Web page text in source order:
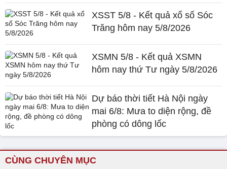
XSST 5/8 - Kết quả xổ số Sóc
Trăng hôm nay 5/8/2026
XSMN 5/8 - Kết quả XSMN
hôm nay thứ Tư ngày 5/8/2026
Dự báo thời tiết Hà Nội ngày
mai 6/8: Mưa to diện rộng, đề
phòng có dông lốc
CÙNG CHUYÊN MỤC